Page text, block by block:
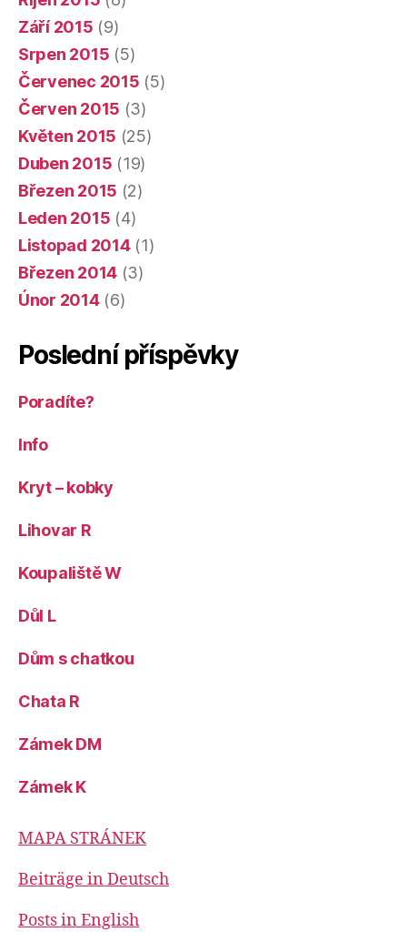
Září 2015 (9)
Srpen 2015 (5)
Červenec 2015 (5)
Červen 2015 (3)
Květen 2015 (25)
Duben 2015 (19)
Březen 2015 (2)
Leden 2015 (4)
Listopad 2014(1)
Březen 2014 (3)
Únor 2014(6)
Poslední příspěvky
Poradíte?
Info
Kryt – kobky
Lihovar R
Koupaliště W
Důl L
Dům s chatkou
Chata R
Zámek DM
Zámek K
MAPA STRÁNEK
Beiträge in Deutsch
Posts in English